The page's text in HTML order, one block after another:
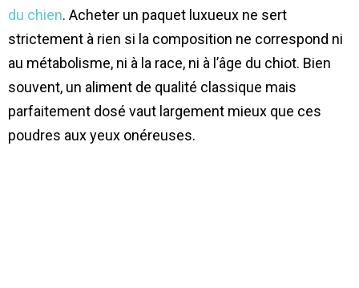
du chien. Acheter un paquet luxueux ne sert
strictement à rien si la composition ne correspond ni
au métabolisme, ni à la race, ni à l’âge du chiot. Bien
souvent, un aliment de qualité classique mais
parfaitement dosé vaut largement mieux que ces
poudres aux yeux onéreuses.